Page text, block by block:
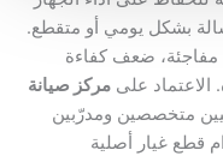
بشكل يومي أو متقطع.
مفاجئة، ضعف كفاءة
الاعتماد على مركز صيانة
متخصصين ومدرّبين
قطع غيار أصلية